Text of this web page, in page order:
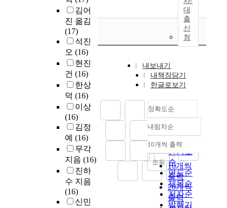
김어
진 옮김
(17)
석진
오 (16)
현진
건 (16)
한상
덕 (16)
이상
(16)
김정
예 (16)
무각
지음 (16)
진하
수 지음
(16)
신민
대
출
신
청
내보내기
내책장담기
한글로보기
정확도순
정확도
순
인기도
순
연도순
제목순
저자순
발행기
내림차순
내림차순
10개씩 출력
10개씩
출력
20개씩
출력
조회